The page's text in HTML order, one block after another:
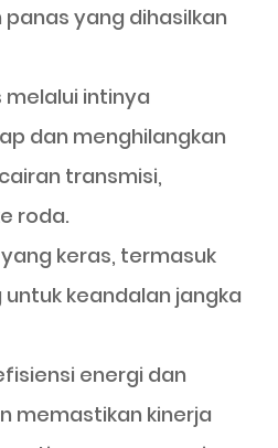
yang dihasilkan
melalui intinya
dan menghilangkan
transmisi,
roda.
keras, termasuk
keandalan jangka
energi dan
memastikan kinerja